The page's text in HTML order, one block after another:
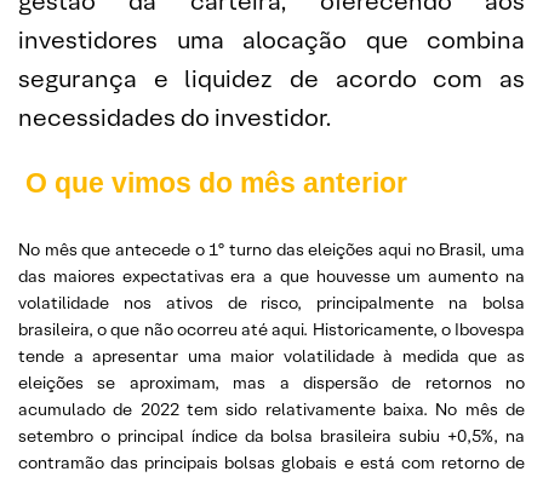
investidores uma alocação que combina
segurança e liquidez de acordo com as
necessidades do investidor.
O que vimos do mês anterior
No mês que antecede o 1º turno das eleições aqui no Brasil, uma
das maiores expectativas era a que houvesse um aumento na
volatilidade nos ativos de risco, principalmente na bolsa
brasileira, o que não ocorreu até aqui. Historicamente, o Ibovespa
tende a apresentar uma maior volatilidade à medida que as
eleições se aproximam, mas a dispersão de retornos no
acumulado de 2022 tem sido relativamente baixa. No mês de
setembro o principal índice da bolsa brasileira subiu +0,5%, na
contramão das principais bolsas globais e está com retorno de